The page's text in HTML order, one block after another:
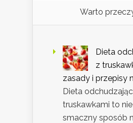
Warto
Dieta
z
zasady i przepisy
Dieta
truskawkami to
smaczny sposób